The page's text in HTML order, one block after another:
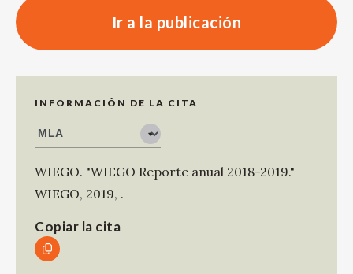
Ir a la publicación
INFORMACIÓN DE LA CITA
WIEGO. "WIEGO Reporte anual 2018-2019."
WIEGO, 2019, .
Copiar la cita